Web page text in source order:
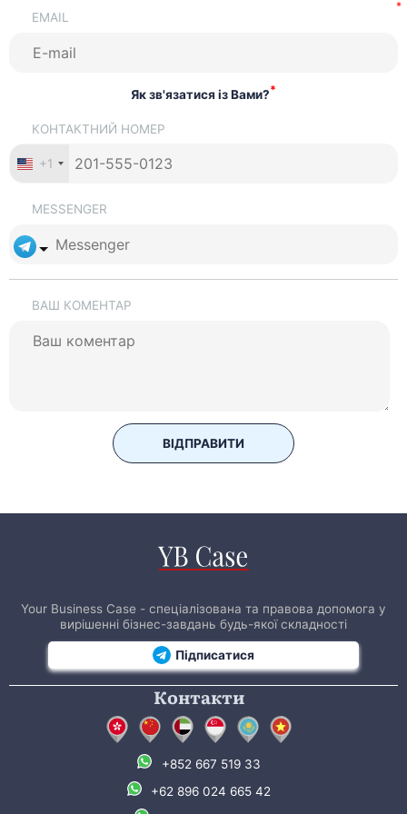
EMAIL
Як зв'язатися із Вами?*
КОНТАКТНИЙ НОМЕР
+1
MESSENGER
ВАШ КОМЕНТАР
ВІДПРАВИТИ
Your Business Case - спеціалізована та правова допомога у
вирішенні бізнес-завдань будь-якої складності
Підписатися
Контакти
+852 667 519 33
+62 896 024 665 42